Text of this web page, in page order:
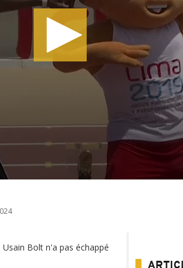
Bolt n'a pas échappé